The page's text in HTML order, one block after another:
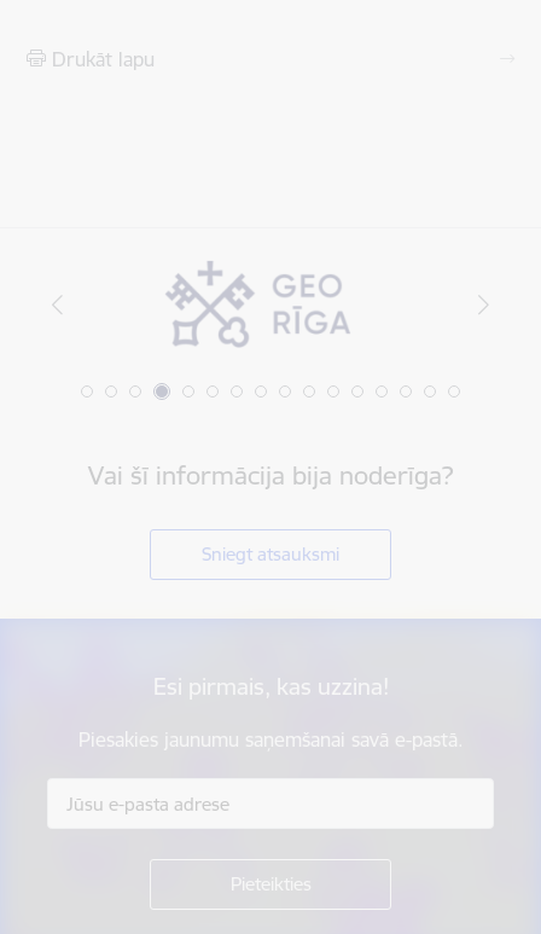
Drukāt lapu
Vai šī informācija bija noderīga?
Sniegt atsauksmi
Esi pirmais, kas uzzina!
Piesakies jaunumu saņemšanai savā e-pastā.